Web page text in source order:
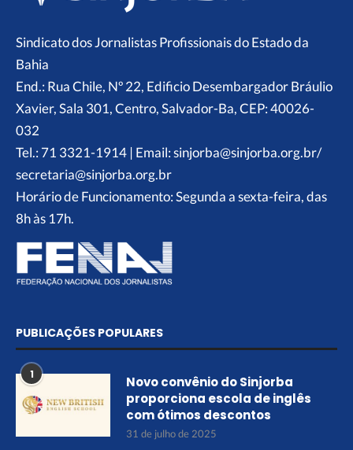
Sindicato dos Jornalistas Profissionais do Estado da
Bahia
End.: Rua Chile, Nº 22, Edificio Desembargador Bráulio
Xavier, Sala 301, Centro, Salvador-Ba, CEP: 40026-
032
Tel.: 71 3321-1914 | Email: sinjorba@sinjorba.org.br/
secretaria@sinjorba.org.br
Horário de Funcionamento: Segunda a sexta-feira, das
8h às 17h.
PUBLICAÇÕES POPULARES
1
Novo convênio do Sinjorba
proporciona escola de inglês
com ótimos descontos
31 de julho de 2025